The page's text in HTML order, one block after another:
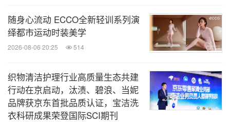
随身心流动 ECCO全新轻训系列演
绎都市运动时装美学
2026-08-06 20:25 514
织物清洁护理行业高质量生态共建
行动在京启动，汰渍、碧浪、当妮
品牌获京东首批品质认证，宝洁洗
衣科研成果荣登国际SCI期刊